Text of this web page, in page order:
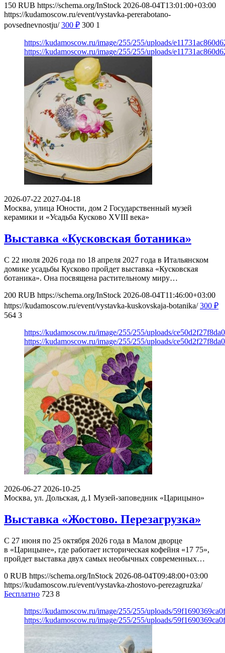
150 RUB https://schema.org/InStock 2026-08-04T13:01:00+03:00
https://kudamoscow.ru/event/vystavka-pererabotano-
povsednevnostju/ 300 ₽ 300 1
https://kudamoscow.ru/image/255/255/uploads/
https://kudamoscow.ru/image/255/255/uploads/
2026-07-22 2027-04-18
Москва, улица Юности, дом 2 Государственный музей
керамики и «Усадьба Кусково XVIII века»
Выставка «Кусковская ботаника»
С 22 июля 2026 года по 18 апреля 2027 года в Итальянском
домике усадьбы Кусково пройдет выставка «Кусковская
ботаника». Она посвящена растительному миру…
200 RUB https://schema.org/InStock 2026-08-04T11:46:00+03:00
https://kudamoscow.ru/event/vystavka-kuskovskaja-botanika/ 300 ₽
564 3
https://kudamoscow.ru/image/255/255/uploads/
https://kudamoscow.ru/image/255/255/uploads/
2026-06-27 2026-10-25
Москва, ул. Дольская, д.1 Музей-заповедник «Царицыно»
Выставка «Жостово. Перезагрузка»
С 27 июня по 25 октября 2026 года в Малом дворце
в «Царицыне», где работает историческая кофейня «17 75»,
пройдет выставка двух самых необычных современных…
0 RUB https://schema.org/InStock 2026-08-04T09:48:00+03:00
https://kudamoscow.ru/event/vystavka-zhostovo-perezagruzka/
Бесплатно 723 8
https://kudamoscow.ru/image/255/255/uploads/
https://kudamoscow.ru/image/255/255/uploads/